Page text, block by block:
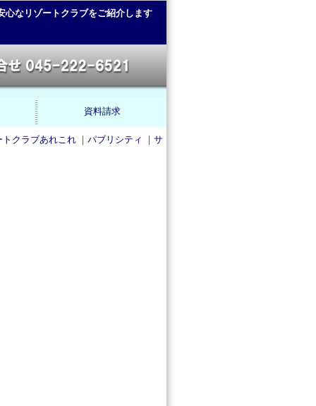
心なリゾートクラブをご紹介します
資料請求
トクラブあれこれ パブリシティ
サ